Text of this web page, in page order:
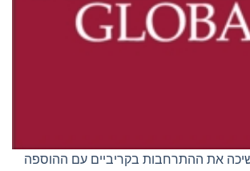
את ההתרחבות בקריביים עם ההוספה